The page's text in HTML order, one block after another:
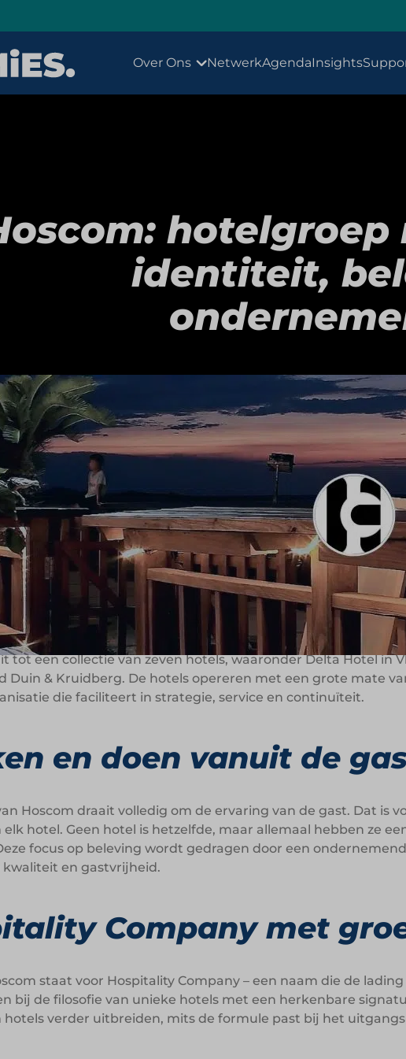
Over Ons NetwerkAgendaInsights
identiteit,
Nederlandse hotelgroep die zich richt op het ontwikkelen
kiest de organisatie bewust voor diversiteit in
dat verhaal op de achtergrond. De groep is actief in
invulling.
met een eigen
opgericht vanuit de overtuiging dat gastbeleving begint bij
tot een collectie van zeven hotels, waaronder Delta Hotel in
Duin & Kruidberg. De hotels opereren met een grote mate
die faciliteert in strategie, service en continuïteit.
en doen vanuit de
Hoscom draait volledig om de ervaring van de gast. Dat is
elk hotel. Geen hotel is hetzelfde, maar allemaal hebben ze
focus op beleving wordt gedragen door een
en gastvrijheid.
Company met
staat voor Hospitality Company – een naam die de
bij de filosofie van unieke hotels met een herkenbare
hotels verder uitbreiden, mits de formule past bij het